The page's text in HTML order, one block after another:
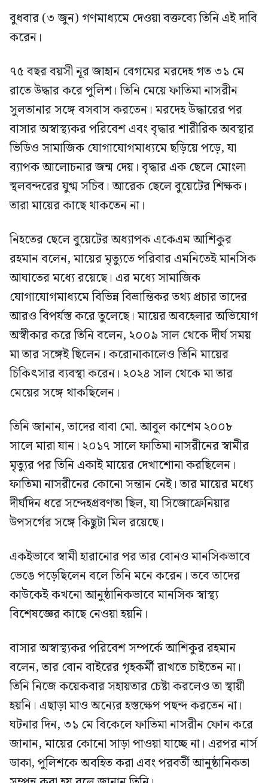
বুধবার (৩ জুন) গণমাধ্যমে দেওয়া বক্তব্যে তিনি এই দাবি
করেন।
৭৫ বছর বয়সী নূর জাহান বেগমের মরদেহ গত ৩১ মে
রাতে উদ্ধার করে পুলিশ। তিনি মেয়ে ফাতিমা নাসরীন
সুলতানার সঙ্গে বসবাস করতেন। মরদেহ উদ্ধারের পর
বাসার অস্বাস্থ্যকর পরিবেশ এবং বৃদ্ধার শারীরিক অবস্থার
ভিডিও সামাজিক যোগাযোগমাধ্যমে ছড়িয়ে পড়ে, যা
ব্যাপক আলোচনার জন্ম দেয়। বৃদ্ধার এক ছেলে মোংলা
স্থলবন্দরের যুগ্ম সচিব। আরেক ছেলে বুয়েটের শিক্ষক।
তারা মায়ের কাছে থাকতেন না।
নিহতের ছেলে বুয়েটের অধ্যাপক একেএম আশিকুর
রহমান বলেন, মায়ের মৃত্যুতে পরিবার এমনিতেই মানসিক
আঘাতের মধ্যে রয়েছে। এর মধ্যে সামাজিক
যোগাযোগমাধ্যমে বিভিন্ন বিভ্রান্তিকর তথ্য প্রচার তাদের
আরও বিপর্যস্ত করে তুলেছে। মায়ের অবহেলার অভিযোগ
অস্বীকার করে তিনি বলেন, ২০০৯ সাল থেকে দীর্ঘ সময়
মা তার সঙ্গেই ছিলেন। করোনাকালেও তিনি মায়ের
চিকিৎসার ব্যবস্থা করেন। ২০২৪ সাল থেকে মা তার
মেয়ের সঙ্গে থাকছিলেন।
তিনি জানান, তাদের বাবা মো. আবুল কাশেম ২০০৮
সালে মারা যান। ২০১৭ সালে ফাতিমা নাসরীনের স্বামীর
মৃত্যুর পর তিনি একাই মায়ের দেখাশোনা করছিলেন।
ফাতিমা নাসরীনের কোনো সন্তান নেই। তার মায়ের মধ্যে
দীর্ঘদিন ধরে সন্দেহপ্রবণতা ছিল, যা সিজোফ্রেনিয়ার
উপসর্গের সঙ্গে কিছুটা মিল রয়েছে।
একইভাবে স্বামী হারানোর পর তার বোনও মানসিকভাবে
ভেঙে পড়েছিলেন বলে তিনি মনে করেন। তবে তাদের
কাউকেই কখনো আনুষ্ঠানিকভাবে মানসিক স্বাস্থ্য
বিশেষজ্ঞের কাছে নেওয়া হয়নি।
বাসার অস্বাস্থ্যকর পরিবেশ সম্পর্কে আশিকুর রহমান
বলেন, তার বোন বাইরের গৃহকর্মী রাখতে চাইতেন না।
তিনি নিজে কয়েকবার সহায়তার চেষ্টা করলেও তা স্থায়ী
হয়নি। এছাড়া মাও অন্যের হস্তক্ষেপ পছন্দ করতেন না।
ঘটনার দিন, ৩১ মে বিকেলে ফাতিমা নাসরীন ফোন করে
জানান, মায়ের কোনো সাড়া পাওয়া যাচ্ছে না। এরপর নার্স
ডাকা, পুলিশকে অবহিত করা এবং পরবর্তী আনুষ্ঠানিকতা